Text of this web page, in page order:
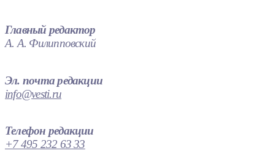
Главный редактор
А. А. Филипповский
Эл. почта редакции
info@vesti.ru
Телефон редакции
+7 495 232 63 33